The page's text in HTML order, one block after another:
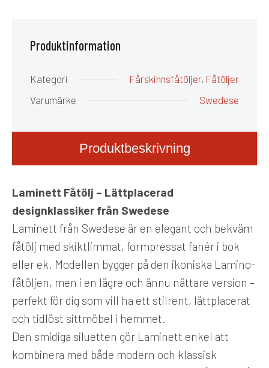
Produktbeskrivning
Laminett Fåtölj – Lättplacerad
designklassiker från Swedese
Laminett från Swedese är en elegant och bekväm
fåtölj med skiktlimmat, formpressat fanér i bok
eller ek. Modellen bygger på den ikoniska Lamino-
fåtöljen, men i en lägre och ännu nättare version –
perfekt för dig som vill ha ett stilrent, lättplacerat
och tidlöst sittmöbel i hemmet.
Den smidiga siluetten gör Laminett enkel att
kombinera med både modern och klassisk
Produktinformation
Kategori Fårskinnsfåtöljer, Fåtöljer
Varumärke
Swedese